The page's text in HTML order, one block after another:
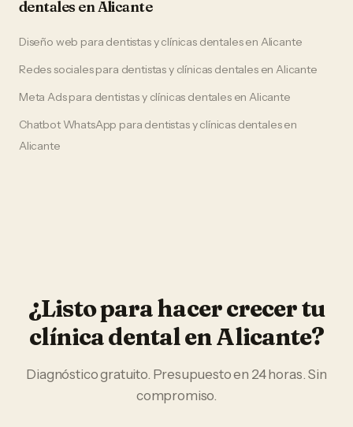
dentales enAlicante
Diseño web para dentistas y clínicas dentalesen Alicante
Redes socialespara dentistas y clínicas dentalesenAlicante
Meta Adspara dentistas y clínicas dentalesenAlicante
Chatbot WhatsApp para dentistas y clínicas dentalesen
Alicante
¿Listo para hacer crecer tu
clínica dentalenAlicante?
Diagnóstico gratuito. Presupuesto en 24 horas. Sin
compromiso.